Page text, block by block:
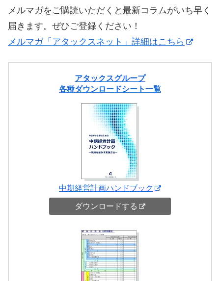
メルマガをご購読いただくと最新コラムがいち早く
届きます。ぜひご登録ください！
メルマガ「アタックスネット」詳細はこちら
アタックスグループ
各種ダウンロードシート一覧
中期経営計画ハンドブック
ダウンロードする